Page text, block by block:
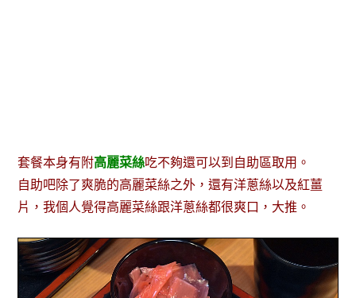
套餐本身有附高麗菜絲吃不夠還可以到自助區取用。
自助吧除了爽脆的高麗菜絲之外，還有洋蔥絲以及紅薑
片，我個人覺得高麗菜絲跟洋蔥絲都很爽口，大推。